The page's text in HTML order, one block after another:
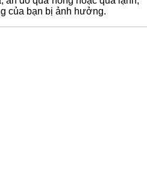
của bạn bị ảnh hưởng.